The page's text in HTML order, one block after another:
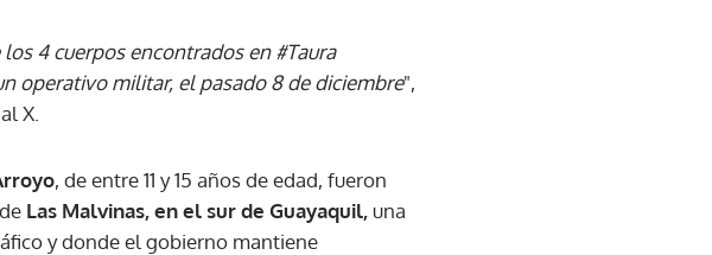
4 cuerpos encontrados en #Taura
operativo militar, el pasado 8 de diciembre",
X.
, de entre 11 y 15 años de edad, fueron
Las Malvinas, en el sur de Guayaquil,una
y donde el gobierno mantiene